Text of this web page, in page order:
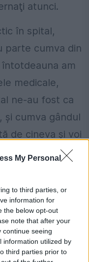
My Personal
to third parties, or
information for
the below opt-out
note that after your
continue seeing
information utilized by
third parties prior to
atunci.
în spital,
parte cumva din
am
medicale,
ne-au fost ca
şi cumva gândul
de cineva şi voi
restul copiilor
şansa să
reci, totul gri,
în
frumoasă în